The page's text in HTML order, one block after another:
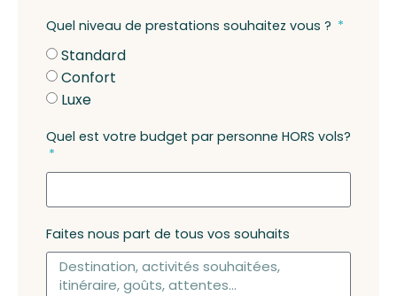
Quel niveau de prestations souhaitez vous ?
Standard
Confort
Luxe
Quel est votre budget par personne HORS vols?
Faites nous part de tous vos souhaits